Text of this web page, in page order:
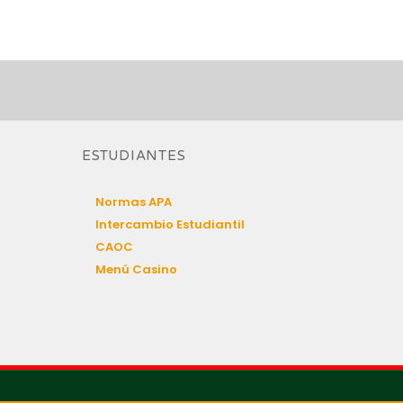
ESTUDIANTES
Normas APA
Intercambio Estudiantil
CAOC
Menú Casino